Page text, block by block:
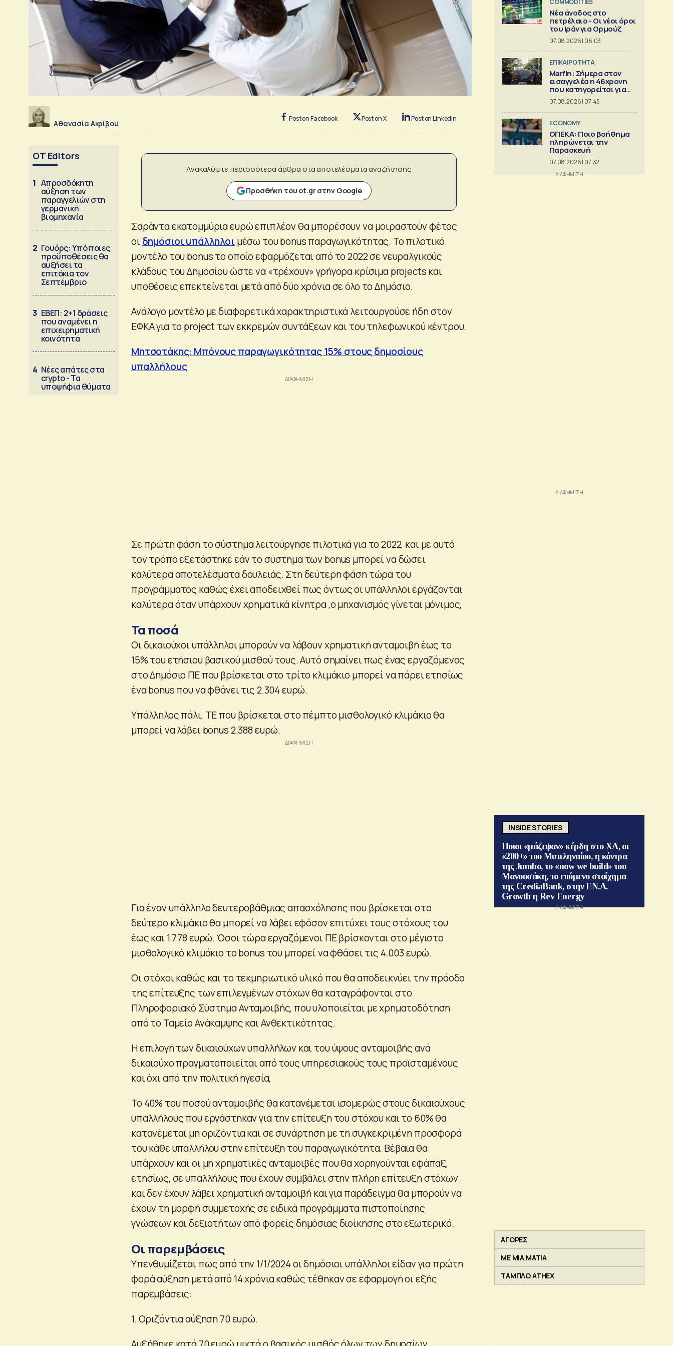
Αθανασία Ακρίβου
Post on Facebook Post on X Post on LinkedIn
OT Editors
1 Απροσδόκητη
αύξηση των
παραγγελιών στη
γερμανική
βιομηχανία
2 Γουόρς: Υπό ποιες
προϋποθέσεις θα
αυξήσει τα
επιτόκια τον
Σεπτέμβριο
3 ΕΒΕΠ: 2+1 δράσεις
που αναμένει η
επιχειρηματική
κοινότητα
4 Νέες απάτες στα
crypto - Τα
υποψήφια θύματα
Ανακαλύψτε περισσότερα άρθρα στα αποτελέσματα αναζήτησης
Προσθήκη του ot.gr στην Google
Σαράντα εκατομμύρια ευρώ επιπλέον θα μπορέσουν να μοιραστούν φέτος
οιδημόσιοι υπάλληλοι μέσω του bonus παραγωγικότητας. Το πιλοτικό
μοντέλο του bonus το οποίο εφαρμόζεται από το 2022 σε νευραλγικούς
κλάδους του Δημοσίου ώστε να «τρέχουν» γρήγορα κρίσιμα projects και
υποθέσεις επεκτείνεται μετά από δύο χρόνια σε όλο το Δημόσιο.
Ανάλογο μοντέλο με διαφορετικά χαρακτηριστικά λειτουργούσε ήδη στον
ΕΦΚΑ για το project των εκκρεμών συντάξεων και του τηλεφωνικού κέντρου.
Μητσοτάκης: Μπόνους παραγωγικότητας 15% στους δημοσίους
υπαλλήλους
Σε πρώτη φάση το σύστημα λειτούργησε πιλοτικά για το 2022, και με αυτό
τον τρόπο εξετάστηκε εάν το σύστημα των bonus μπορεί να δώσει
καλύτερα αποτελέσματα δουλειάς. Στη δεύτερη φάση τώρα του
προγράμματος καθώς έχει αποδειχθεί πως όντως οι υπάλληλοι εργάζονται
καλύτερα όταν υπάρχουν χρηματικά κίνητρα ,ο μηχανισμός γίνεται μόνιμος,
Τα ποσά
Οι δικαιούχοι υπάλληλοι μπορούν να λάβουν χρηματική ανταμοιβή έως το
15% του ετήσιου βασικού μισθού τους. Αυτό σημαίνει πως ένας εργαζόμενος
στο Δημόσιο ΠΕ που βρίσκεται στο τρίτο κλιμάκιο μπορεί να πάρει ετησίως
ένα bonus που να φθάνει τις 2.304 ευρώ.
Υπάλληλος πάλι, ΤΕ που βρίσκεται στο πέμπτο μισθολογικό κλιμάκιο θα
μπορεί να λάβει bonus 2.388 ευρώ.
Για έναν υπάλληλο δευτεροβάθμιας απασχόλησης που βρίσκεται στο
δεύτερο κλιμάκιο θα μπορεί να λάβει εφόσον επιτύχει τους στόχους του
έως και 1.778 ευρώ. Όσοι τώρα εργαζόμενοι ΠΕ βρίσκονται στο μέγιστο
μισθολογικό κλιμάκιο το bonus του μπορεί να φθάσει τις 4.003 ευρώ.
Οι στόχοι καθώς και το τεκμηριωτικό υλικό που θα αποδεικνύει την πρόοδο
της επίτευξης των επιλεγμένων στόχων θα καταγράφονται στο
Πληροφοριακό Σύστημα Ανταμοιβής, που υλοποιείται με χρηματοδότηση
από το Ταμείο Ανάκαμψης και Ανθεκτικότητας.
Η επιλογή των δικαιούχων υπαλλήλων και του ύψους ανταμοιβής ανά
δικαιούχο πραγματοποιείται από τους υπηρεσιακούς τους προϊσταμένους
και όχι από την πολιτική ηγεσία,
Το 40% του ποσού ανταμοιβής θα κατανέμεται ισομερώς στους δικαιούχους
υπαλλήλους που εργάστηκαν για την επίτευξη του στόχου και το 60% θα
κατανέμεται μη οριζόντια και σε συνάρτηση με τη συγκεκριμένη προσφορά
του κάθε υπαλλήλου στην επίτευξη του παραγωγικότητα. Βέβαια θα
υπάρχουν και οι μη χρηματικές ανταμοιβές που θα χορηγούνται εφάπαξ,
ετησίως, σε υπαλλήλους που έχουν συμβάλει στην πλήρη επίτευξη στόχων
και δεν έχουν λάβει χρηματική ανταμοιβή και για παράδειγμα θα μπορούν να
έχουν τη μορφή συμμετοχής σε ειδικά προγράμματα πιστοποίησης
γνώσεων και δεξιοτήτων από φορείς δημόσιας διοίκησης στο εξωτερικό.
Οι παρεμβάσεις
Υπενθυμίζεται πως από την 1/1/2024 οι δημόσιοι υπάλληλοι είδαν για πρώτη
φορά αύξηση μετά από 14 χρόνια καθώς τέθηκαν σε εφαρμογή οι εξής
παρεμβάσεις:
1. Οριζόντια αύξηση 70 ευρώ.
COMMODITIES
Νέα άνοδος στο
πετρέλαιο - Οι νέοι όροι
του Ιράν για Ορμούζ
07.08.2026 | 08:03
ΕΠΙΚΑΙΡΟΤΗΤΑ
Marfin: Σήμερα στον
εισαγγελέα η 46χρονη
που κατηγορείται για
την φονική επίθεση
07.08.2026 | 07:45
ECONOMY
ΟΠΕΚΑ: Ποιο βοήθημα
πληρώνεται την
Παρασκευή
07.08.2026 | 07:32
INSIDE STORIES
Ποιοι «μάζεψαν» κέρδη στο ΧΑ, οι
«200+» του Μυτιληναίου, η κόντρα
της Jumbo, το «now we build» του
Μανουσάκη, το επόμενο στοίχημα
της CrediaBank, στην ΕΝ.Α.
Growth η Rev Energy
ΑΓΟΡΕΣ
ΜΕ ΜΙΑ ΜΑΤΙΑ
ΤΑΜΠΛΟ ATHEX